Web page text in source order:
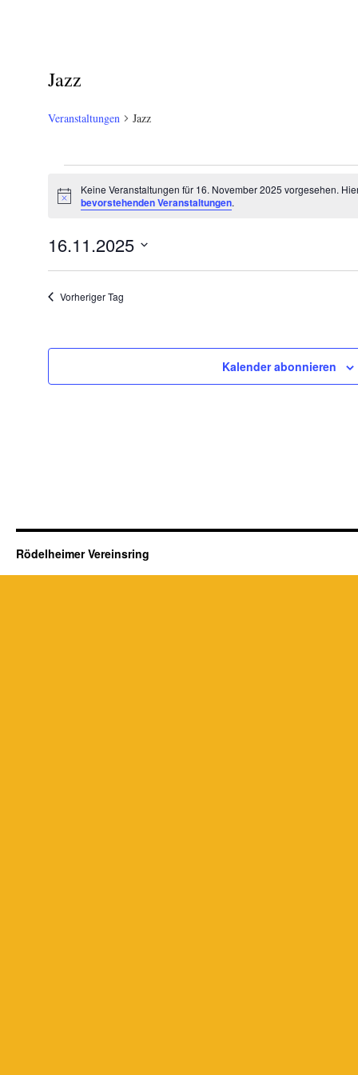
Jazz
Veranstaltungen Jazz
für
16.
November
2025
Hinweis
Keine Veranstaltungen für 16. November 2025 vorgesehen.
bevorstehenden Veranstaltungen.
16.11.2025
Vorheriger Tag
Kalender abonnieren
Rödelheimer Vereinsring